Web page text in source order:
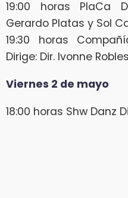
19:00 horas PlaCa
Gerardo Platas y Sol
19:30 horas
Dirige: Dir. Ivonne
Viernes 2 de mayo
18:00 horas Shw Danz